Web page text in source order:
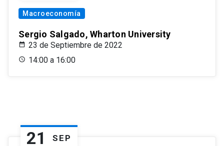
Macroeconomía
Sergio Salgado, Wharton University
23 de Septiembre de 2022
14:00 a 16:00
21 SEP